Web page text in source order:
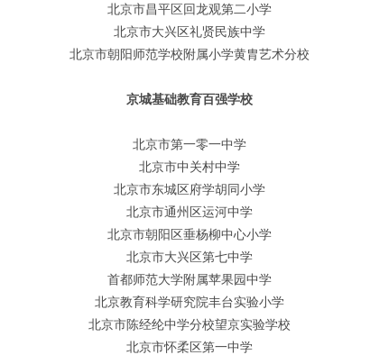
北京市昌平区回龙观第二小学
北京市大兴区礼贤民族中学
北京市朝阳师范学校附属小学黄胄艺术分校
京城基础教育百强学校
北京市第一零一中学
北京市中关村中学
北京市东城区府学胡同小学
北京市通州区运河中学
北京市朝阳区垂杨柳中心小学
北京市大兴区第七中学
首都师范大学附属苹果园中学
北京教育科学研究院丰台实验小学
北京市陈经纶中学分校望京实验学校
北京市怀柔区第一中学